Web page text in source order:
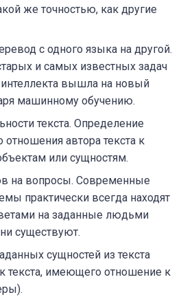
же точностью, как другие
с одного языка на другой.
и самых известных задач
интеллекта вышла на новый
машинному обучению.
текста. Определение
автора текста к
или сущностям.
на вопросы. Современные
практически всегда находят
на заданные людьми
существуют.
сущностей из текста
текста, имеющего отношение к